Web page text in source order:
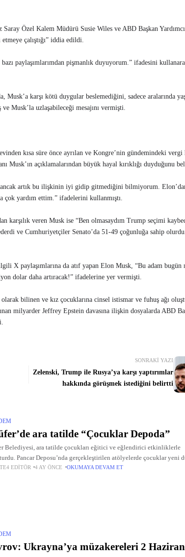
Saray Özel Kalem Müdürü Susie Wiles ve ABD Başkan
çalıştığı” iddia edildi.
paylaşımlarımdan pişmanlık duyuyorum.” ifadesini
Musk’a karşı kötü duygular beslemediğini, sadece aralarında
Musk’la uzlaşabileceği mesajını vermişti.
kısa süre önce ayrılan ve Kongre’nin gündemindeki vergi
Musk’ın açıklamalarından büyük hayal kırıklığı duyduğunu
artık bu ilişkinin iyi gidip gitmediğini bilmiyorum.
çok yardım ettim.” ifadelerini kullanmıştı.
karşılık veren Musk ise “Ben olmasaydım Trump seçimi
ve Cumhuriyetçiler Senato’da 51-49 çoğunluğa sahip
X paylaşımlarına da atıf yapan Elon Musk, “Bu adam bugün
dolar daha artıracak!” ifadelerine yer vermişti.
bilinen ve kız çocuklarına cinsel istismar ve fuhuş ağı
milyarder Jeffrey Epstein davasına ilişkin dosyalarda ABD
SONRAKI YAZI
Zelenski, Trump ile Rusya’ya karşı yaptırımlar
hakkında görüşmek istediğini belirtti
ara tatilde “Çocuklar Depoda”
Belediyesi, ara tatilde çocukları eğitici ve eğlendirici etkinliklerle
Pancar Deposu’nda gerçekleştirilen atölyelerde çocuklar yeni
EDITÖR 4 AY ÖNCE OKUMAYA DEVAM ET
Ukrayna’ya müzakereleri 2